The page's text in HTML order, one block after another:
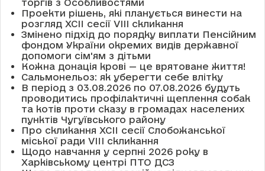
торгів з Особливостями
Проекти рішень, які планується винести на
розгляд XCII сесії VІІІ скликання
Змінено підхід до порядку виплати Пенсійним
фондом України окремих видів державної
допомоги сім'ям з дітьми
Кожна донація крові — це врятоване життя!
Сальмонельоз: як уберегти себе влітку
В період з 03.08.2026 по 07.08.2026 будуть
проводитись профілактичні щеплення собак
та котів проти сказу в громадах населених
пунктів Чугуївського району
Про скликання XCII сесії Слобожанської
міської ради VIII скликання
Щодо навчання у серпні 2026 року в
Харківському центрі ПТО ДСЗ